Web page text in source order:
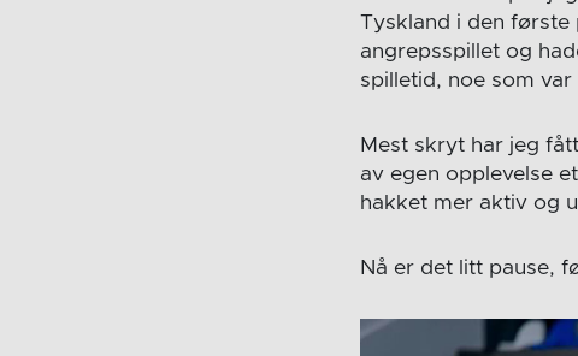
Tyskland i den første
angrepsspillet og
spilletid, noe som var
Mest skryt har jeg
av egen opplevelse
hakket mer aktiv og
Nå er det litt pause,